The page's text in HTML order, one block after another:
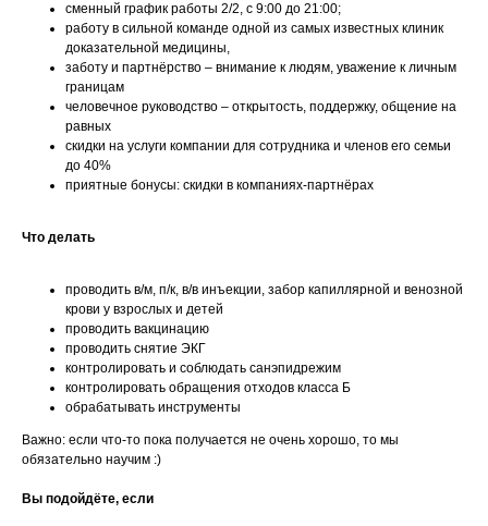
сменный график работы 2/2, с 9:00 до 21:00;
работу в сильной команде одной из самых известных клиник
доказательной медицины,
заботу и партнёрство – внимание к людям, уважение к личным
границам
человечное руководство – открытость, поддержку, общение на
равных
скидки на услуги компании для сотрудника и членов его семьи
до 40%
приятные бонусы: скидки в компаниях-партнёрах
Что делать
проводить в/м, п/к, в/в инъекции, забор капиллярной и венозной
крови у взрослых и детей
проводить вакцинацию
проводить снятие ЭКГ
контролировать и соблюдать санэпидрежим
контролировать обращения отходов класса Б
обрабатывать инструменты
Важно: если что-то пока получается не очень хорошо, то мы
обязательно научим :)
Вы подойдёте, если